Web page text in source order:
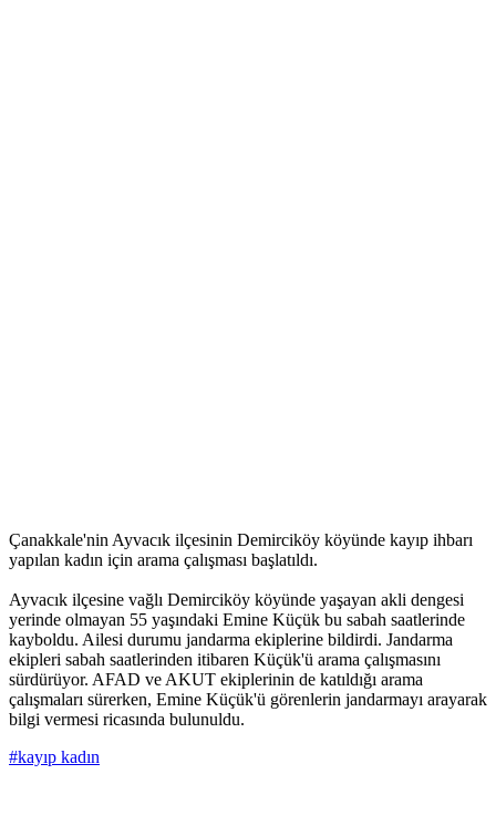
Çanakkale'nin Ayvacık ilçesinin Demirciköy köyünde kayıp ihbarı
yapılan kadın için arama çalışması başlatıldı.
Ayvacık ilçesine vağlı Demirciköy köyünde yaşayan akli dengesi
yerinde olmayan 55 yaşındaki Emine Küçük bu sabah saatlerinde
kayboldu. Ailesi durumu jandarma ekiplerine bildirdi. Jandarma
ekipleri sabah saatlerinden itibaren Küçük'ü arama çalışmasını
sürdürüyor. AFAD ve AKUT ekiplerinin de katıldığı arama
çalışmaları sürerken, Emine Küçük'ü görenlerin jandarmayı arayarak
bilgi vermesi ricasında bulunuldu.
#kayıp kadın